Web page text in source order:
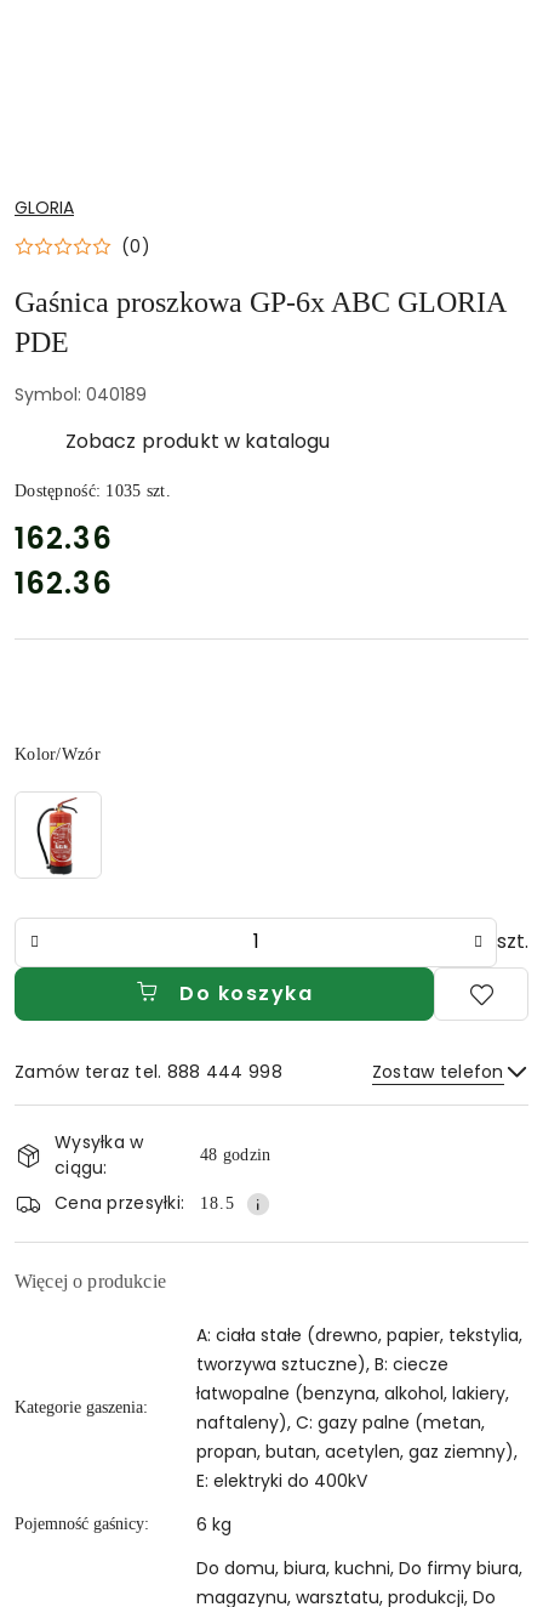
NAZWA
PRODUCENTA:
GLORIA
(0)
Gaśnica proszkowa GP-6x ABC GLORIA
PDE
Symbol: 040189
Zobacz produkt w katalogu
Dostępność: 1035 szt.
cena:
162.36
Cena:
162.36
Wariant
Kolor/Wzór
szt.
Do koszyka
Zamów teraz tel. 888 444 998 Zostaw telefon
i
dostawa
Wysyłka w
ciągu:
48 godzin
Cena przesyłki: 18.5
Więcej o produkcie
Kategorie gaszenia:
A: ciała stałe (drewno, papier, tekstylia,
tworzywa sztuczne), B: ciecze
łatwopalne (benzyna, alkohol, lakiery,
naftaleny), C: gazy palne (metan,
propan, butan, acetylen, gaz ziemny),
E: elektryki do 400kV
Pojemność gaśnicy:
6 kg
Do domu, biura, kuchni, Do firmy biura,
magazynu, warsztatu, produkcji, Do